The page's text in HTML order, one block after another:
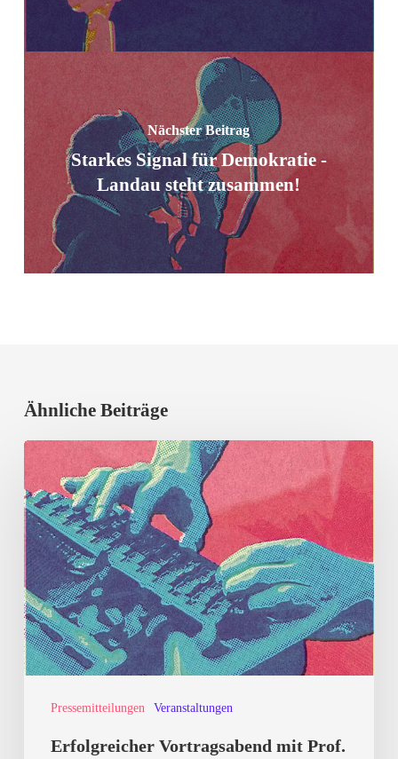
Nächster Beitrag
Starkes Signal für Demokratie -
Landau steht zusammen!
Ähnliche Beiträge
Pressemitteilungen Veranstaltungen
Erfolgreicher
Vortragsabend
mit
Prof.
Dr.
Rieger-
Ladich,
Uni
Tübingen:
Kulturkampf
Erfolgreicher Vortragsabend mit Prof.